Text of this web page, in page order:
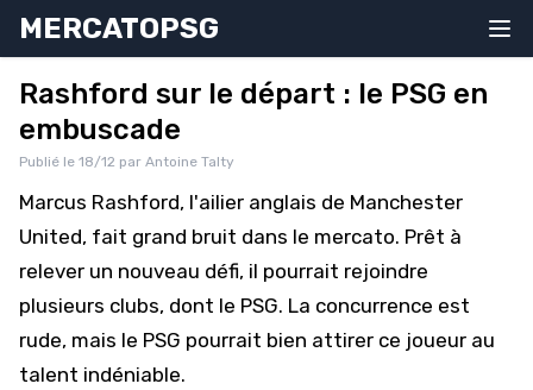
MERCATOPSG
Rashford sur le départ : le PSG en
embuscade
Publié le 18/12 par Antoine Talty
Marcus Rashford, l'ailier anglais de Manchester
United, fait grand bruit dans le mercato. Prêt à
relever un nouveau défi, il pourrait rejoindre
plusieurs clubs, dont le PSG. La concurrence est
rude, mais le PSG pourrait bien attirer ce joueur au
talent indéniable.